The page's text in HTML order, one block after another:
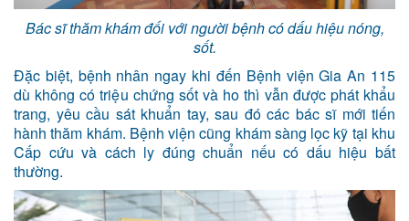
Bác sĩ thăm khám đối với người bệnh có dấu hiệu nóng,
sốt.
Đặc biệt, bệnh nhân ngay khi đến Bệnh viện Gia An 115
dù không có triệu chứng sốt và ho thì vẫn được phát khẩu
trang, yêu cầu sát khuẩn tay, sau đó các bác sĩ mới tiến
hành thăm khám. Bệnh viện cũng khám sàng lọc kỹ tại khu
Cấp cứu và cách ly đúng chuẩn nếu có dấu hiệu bất
thường.